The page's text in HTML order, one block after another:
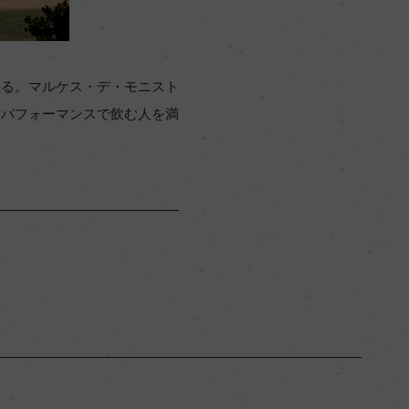
。マルケス・デ・モニスト
フォーマンスで飲む人を満